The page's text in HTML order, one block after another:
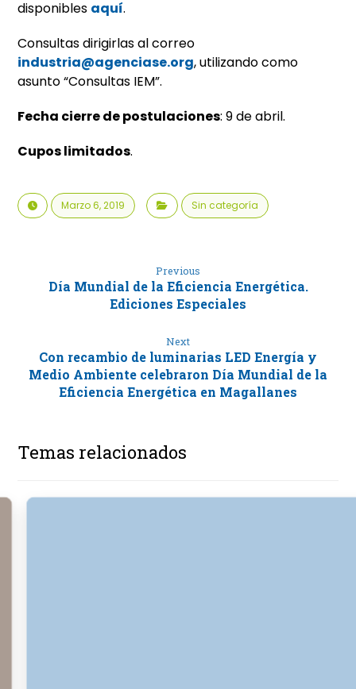
disponibles aquí.
Consultas dirigirlas al correo
industria@agenciase.org, utilizando como
asunto “Consultas IEM”.
Fecha cierre de postulaciones: 9 de abril.
Cupos limitados.
Marzo 6, 2019 Sin categoría
Previous
Día Mundial de la Eficiencia Energética.
Ediciones Especiales
Next
Con recambio de luminarias LED Energía y
Medio Ambiente celebraron Día Mundial de la
Eficiencia Energética en Magallanes
Temas relacionados